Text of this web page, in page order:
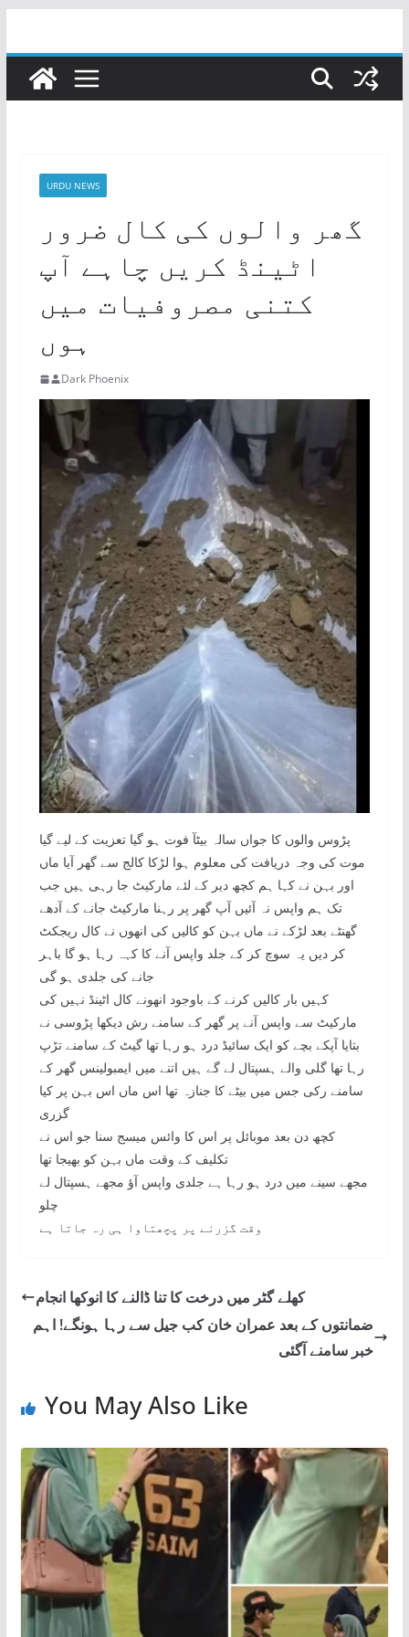
content
URDU NEWS
گھر والوں کی کال ضرور
اٹینڈ کریں چاہے آپ
کتنی مصروفیات میں
ہوں
Dark Phoenix
پڑوس والوں کا جواں سالہ بیٹآ فوت ہو گیا تعزیت کے لیے گیا
موت کی وجہ دریافت کی معلوم ہوا لڑکا کالج سے گھر آیا ماں
اور بہن نے کہا ہم کچھ دیر کے لئے مارکیٹ جا رہی ہیں جب
تک ہم واپس نہ آئیں آپ گھر پر رہنا مارکیٹ جانے کے آدھے
گھنٹے بعد لڑکے نے ماں بہن کو کالیں کی انھوں نے کال ریجکٹ
کر دیں یہ سوچ کر کے جلد واپس آنے کا کہہ رہا ہو گا باہر
جانے کی جلدی ہو گی
کہیں بار کالیں کرنے کے باوجود انھونے کال اٹینڈ نہیں کی
مارکیٹ سے واپس آنے پر گھر کے سامنے رش دیکھا پڑوسی نے
بتایا آپکے بچے کو ایک سائیڈ درد ہو رہا تھا گیٹ کے سامنے تڑپ
رہا تھا گلی والے ہسپتال لے گے ہیں اتنے میں ایمبولینس گھر کے
سامنے رکی جس میں بیٹے کا جنازہ تھا اس ماں اس بہن پر کیا
گزری
کچھ دن بعد موبائل پر اس کا وائس میسج سنا جو اس نے
تکلیف کے وقت ماں بہن کو بھیجا تھا
مجھے سینے میں درد ہو رہا ہے جلدی واپس آؤ مجھے ہسپتال لے
چلو
وقت گزرنے پر پچھتاوا ہی رہ جاتا ہے
کھلے گٹر میں درخت کا تنا ڈالنے کا انوکھا انجام
ضمانتوں کے بعد عمران خان کب جیل سے رہا ہونگے! اہم
خبر سامنے آگئی
You May Also Like